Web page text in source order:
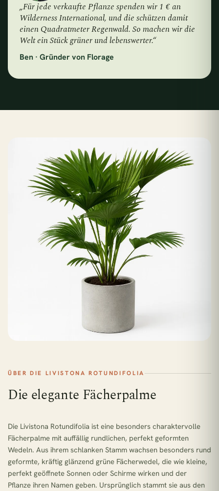
„Für jede verkaufte Pflanze spenden wir 1 € an
Wilderness International, und die schützen damit
einen Quadratmeter Regenwald. So machen wir die
Welt ein Stück grüner und lebenswerter.“
Ben · Gründer von Florage
ÜBER DIE LIVISTONA ROTUNDIFOLIA
Die elegante Fächerpalme
Die Livistona Rotundifolia ist eine besonders charaktervolle
Fächerpalme mit auffällig rundlichen, perfekt geformten
Wedeln. Aus ihrem schlanken Stamm wachsen besonders rund
geformte, kräftig glänzend grüne Fächerwedel, die wie kleine,
perfekt geöffnete Sonnen oder Schirme wirken und der
Pflanze ihren Namen geben. Ursprünglich stammt sie aus den